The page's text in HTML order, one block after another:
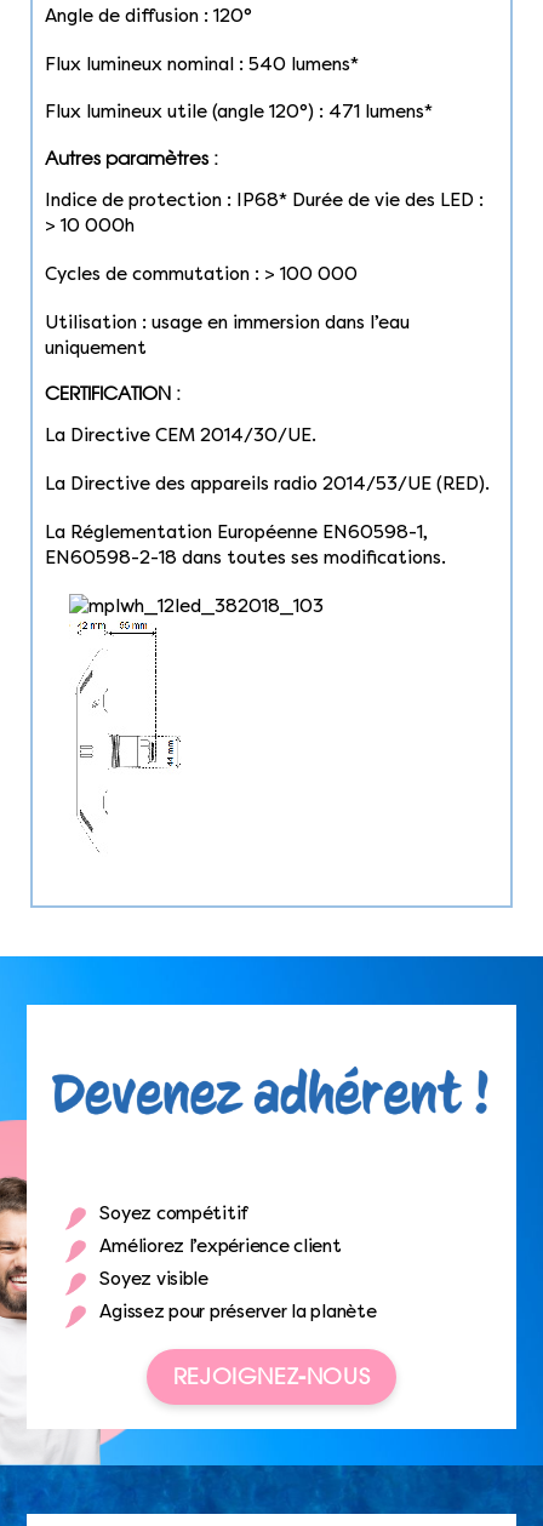
Angle de diffusion : 120°
Flux lumineux nominal : 540 lumens*
Flux lumineux utile (angle 120°) : 471 lumens*
Autres paramètres :
Indice de protection : IP68* Durée de vie des LED :
> 10 000h
Cycles de commutation : > 100 000
Utilisation : usage en immersion dans l’eau
uniquement
CERTIFICATION :
La Directive CEM 2014/30/UE.
La Directive des appareils radio 2014/53/UE (RED).
La Réglementation Européenne EN60598-1,
EN60598-2-18 dans toutes ses modifications.
Soyez compétitif
Améliorez l’expérience client
Soyez visible
Agissez pour préserver la planète
REJOIGNEZ-NOUS